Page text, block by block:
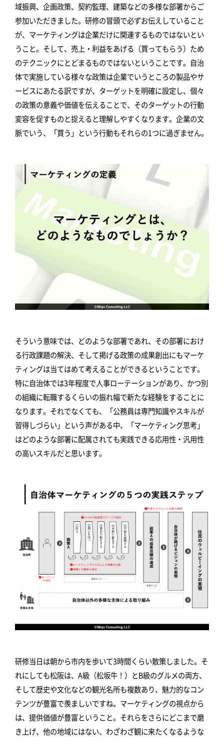
域振興、企画政策、契約監理、建築などの多様な部署からご
参加いただきました。研修の冒頭で必ずお伝えしていること
が、マーケティングは企業だけに関連するものではないとい
うこと。そして、売上・利益をあげる（買ってもらう）ため
のテクニックにとどまるものではないということです。自治
体で実施している様々な政策は企業でいうところの製品やサ
ービスにあたる訳ですが、ターゲットを明確に設定し、個々
の政策の意義や価値を伝えることで、そのターゲットの行動
変容を促すものと捉えると理解しやすくなります。企業の文
脈でいう、「買う」という行動もそれらの1つに過ぎません。
そういう意味では、どのような部署であれ、その部署におけ
る行政課題の解決、そして掲げる政策の成果創出にもマーケ
ティングは当てはめて考えることができるということです。
特に自治体では3年程度で人事ローテーションがあり、かつ別
の組織に転職するくらいの振れ幅で新たな経験をすることに
なります。それでなくても、「公務員は専門知識やスキルが
習得しづらい」という声がある中、「マーケティング思考」
はどのような部署に配属されても実践できる応用性・汎用性
の高いスキルだと思います。
研修当日は朝から市内を歩いて3時間くらい散策しました。そ
れにしても松阪は、A級（松坂牛！）とB級のグルメの両方、
そして歴史や文化などの観光名所も複数あり、魅力的なコン
テンツが豊富で羨ましいですね。マーケティングの視点から
は、提供価値が豊富ということ。それらをさらにどこまで磨
き上げ、他の地域にはない、わざわざ観に来たくなるような